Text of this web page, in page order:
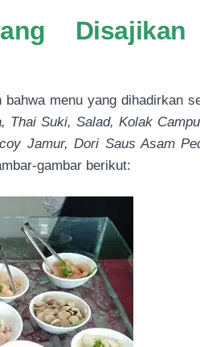
Disajikan
menu yang dihadirkan
Suki, Salad, Kolak
Jamur, Dori Saus Asam
gambar berikut: